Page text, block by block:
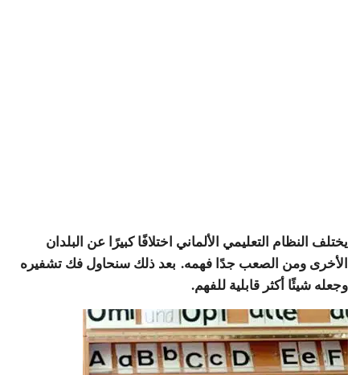
يختلف النظام التعليمي الألماني اختلافًا كبيرًا عن البلدان
الأخرى ومن الصعب جدًا فهمه. بعد ذلك سنحاول فك تشفيره
وجعله شيئًا أكثر قابلية للفهم.